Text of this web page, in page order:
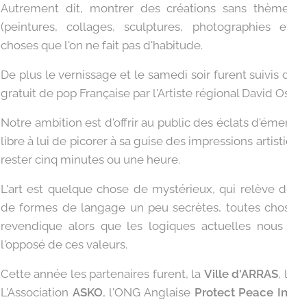
Autrement dit, montrer des créations sans
(peintures, collages, sculptures, photographies
choses que l'on ne fait pas d'habitude.
De plus le vernissage et le samedi soir furent suivis
gratuit de pop Française par l'Artiste régional David
Notre ambition est d'offrir au public des éclats
libre à lui de picorer à sa guise des impressions
rester cinq minutes ou une heure.
L'art est quelque chose de mystérieux, qui relève
de formes de langage un peu secrètes, toutes
revendique alors que les logiques actuelles nous
l'opposé de ces valeurs.
Cette année les partenaires furent, la Ville d'ARRAS,
L'Association ASKO, l'ONG Anglaise Protect Peace